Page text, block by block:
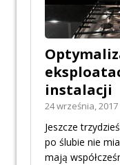
instalacji
24 września,
Jeszcze
po ślubie nie
mają